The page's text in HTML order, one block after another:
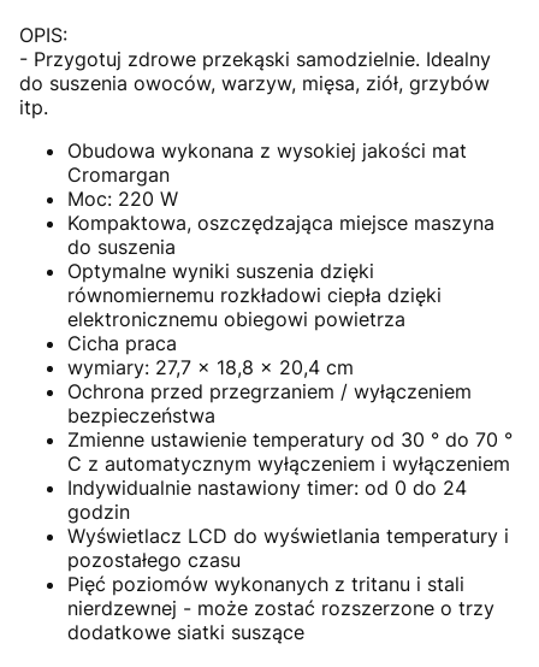
OPIS:
- Przygotuj zdrowe przekąski samodzielnie. Idealny
do suszenia owoców, warzyw, mięsa, ziół, grzybów
itp.
Obudowa wykonana z wysokiej jakości mat
Cromargan
Moc: 220 W
Kompaktowa, oszczędzająca miejsce maszyna
do suszenia
Optymalne wyniki suszenia dzięki
równomiernemu rozkładowi ciepła dzięki
elektronicznemu obiegowi powietrza
Cicha praca
wymiary: 27,7 x 18,8 x 20,4 cm
Ochrona przed przegrzaniem / wyłączeniem
bezpieczeństwa
Zmienne ustawienie temperatury od 30 ° do 70 °
C z automatycznym wyłączeniem i wyłączeniem
Indywidualnie nastawiony timer: od 0 do 24
godzin
Wyświetlacz LCD do wyświetlania temperatury i
pozostałego czasu
Pięć poziomów wykonanych z tritanu i stali
nierdzewnej - może zostać rozszerzone o trzy
dodatkowe siatki suszące